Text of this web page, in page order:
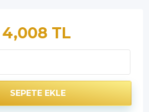
4,008 TL
SEPETE EKLE